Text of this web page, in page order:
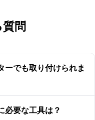
問
ーでも取り付けられま
必要な工具は？